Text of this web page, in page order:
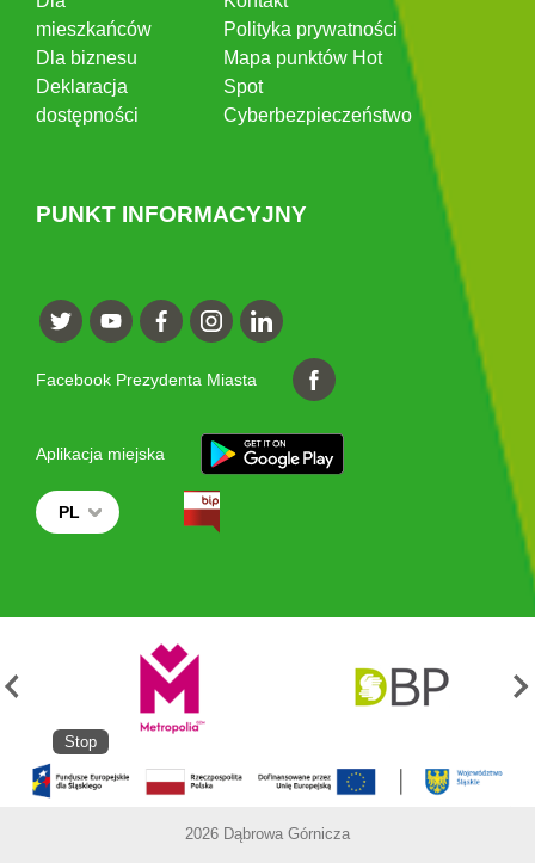
mieszkańców
Dla biznesu
Deklaracja
dostępności
Polityka prywatności
Mapa punktów Hot
Spot
Cyberbezpieczeństwo
PUNKT INFORMACYJNY
Facebook Prezydenta Miasta
Aplikacja miejska
PL
Stop
2026 Dąbrowa Górnicza